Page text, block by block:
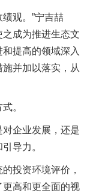
绩观。”宁吉喆
成为推进生态文
提高的领域深入
并加以落实，从
。
企业发展，还是
导力。
投资环境评价，
高和更全面的视